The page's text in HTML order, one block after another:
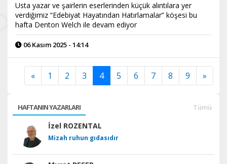
Usta yazar ve şairlerin eserlerinden küçük alıntılara yer
verdiğimiz “Edebiyat Hayatından Hatırlamalar” köşesi bu
hafta Denton Welch ile devam ediyor
06 Kasım 2025 - 14:14
« 1 2 3 4 5 6 7 8 9 »
HAFTANIN YAZARLARI Tümü
İzel ROZENTAL
Mizah ruhun gıdasıdır